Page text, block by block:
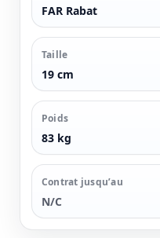
FAR Rabat
Taille
19 cm
Poids
83 kg
Contrat jusqu’au
N/C